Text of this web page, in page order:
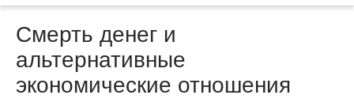
Смерть денег и
альтернативные
экономические отношения